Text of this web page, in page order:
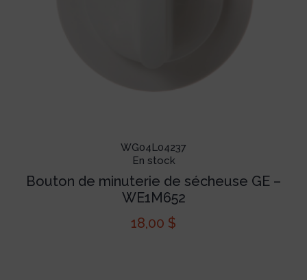
WG04L04237
En stock
Bouton de minuterie de sécheuse GE –
WE1M652
18,00 $